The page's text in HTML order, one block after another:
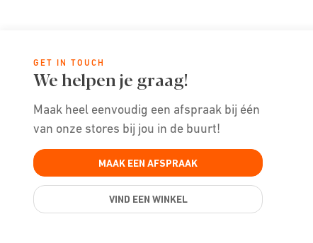
GET IN TOUCH
We helpen je graag!
Maak heel eenvoudig een afspraak bij één
van onze stores bij jou in de buurt!
MAAK EEN AFSPRAAK
VIND EEN WINKEL